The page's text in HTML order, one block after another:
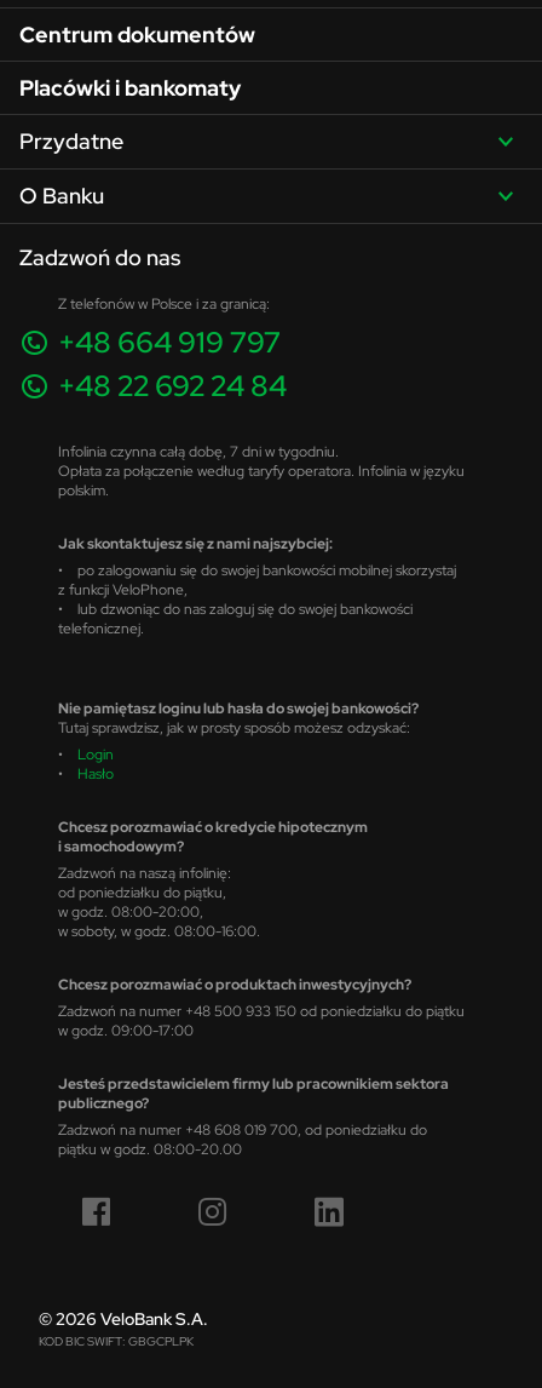
Centrum dokumentów
Placówki i bankomaty
Przydatne
O Banku
Zadzwoń do nas
Z telefonów w Polsce i za granicą:
+48 664 919 797
+48 22 692 24 84
Infolinia czynna całą dobę, 7 dni w tygodniu.
Opłata za połączenie według taryfy operatora. Infolinia w języku
polskim.
Jak skontaktujesz się z nami najszybciej:
• po zalogowaniu się do swojej bankowości mobilnej skorzystaj
z funkcji VeloPhone,
• lub dzwoniąc do nas zaloguj się do swojej bankowości
telefonicznej.
Nie pamiętasz loginu lub hasła do swojej bankowości?
Tutaj sprawdzisz, jak w prosty sposób możesz odzyskać:
• Login
• Hasło
Chcesz porozmawiać o kredycie hipotecznym
i samochodowym?
Zadzwoń na naszą infolinię:
od poniedziałku do piątku,
w godz. 08:00-20:00,
w soboty, w godz. 08:00-16:00.
Chcesz porozmawiać o produktach inwestycyjnych?
Zadzwoń na numer +48 500 933 150 od poniedziałku do piątku
w godz. 09:00-17:00
Jesteś przedstawicielem firmy lub pracownikiem sektora
publicznego?
Zadzwoń na numer +48 608 019 700, od poniedziałku do
piątku w godz. 08:00-20.00
© 2026 VeloBank S.A.
KOD BIC SWIFT: GBGCPLPK